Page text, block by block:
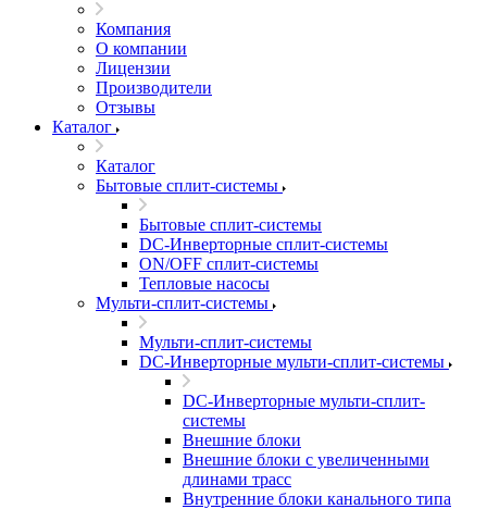
Компания
О компании
Лицензии
Производители
Отзывы
Каталог
Каталог
Бытовые сплит-системы
Бытовые сплит-системы
DC-Инверторные сплит-системы
ON/OFF сплит-системы
Тепловые насосы
Мульти-сплит-системы
Мульти-сплит-системы
DC-Инверторные мульти-сплит-системы
DC-Инверторные мульти-сплит-
системы
Внешние блоки
Внешние блоки с увеличенными
длинами трасс
Внутренние блоки канального типа